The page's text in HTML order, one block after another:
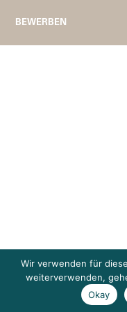
BEWERBEN
Wir verwenden für
weiterverwenden,
Okay